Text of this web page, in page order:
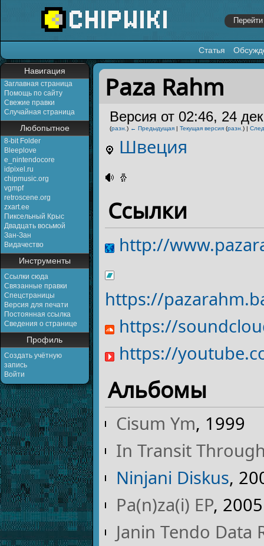
Статья
Навигация
Заглавная страница
Помощь по сайту
Свежие правки
Случайная страница
Любопытное
8-bit Folder
Bleeplove
e_nintendocore
idpixel.ru
chipmusic.org
vgmpf
retroscene.org
zxart.ee
Пиксельный Крыс
Двадцать восьмой
Зан-Зан
Видачество
Инструменты
Ссылки сюда
Связанные правки
Спецстраницы
Версия для печати
Постоянная ссылка
Сведения о странице
Профиль
Создать учётную
запись
Войти
Перейти к:навигация,поиск
Paza Rahm
Версия от 02:46, 24
(разн. ) ← Предыдущая | Текущая версия (разн. ) |
Швеция
Ссылки
http://
https://
https://
https://
Альбомы
Cisum Ym, 1999
In Transit
Ninjani Diskus,
Pa(n)za(i) EP, 2005
Janin Tendo Data